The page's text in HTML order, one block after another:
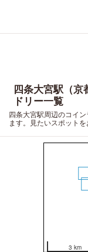
四条大宮駅（
ドリー一覧
四条大宮駅周辺のコイ
ます。見たいスポットを
3 km